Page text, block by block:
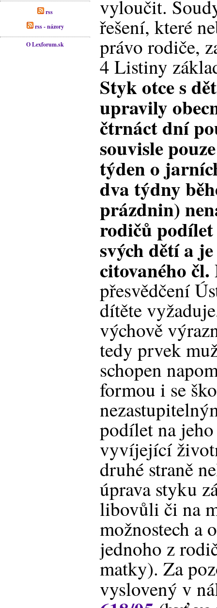
rss
rss - názory
O Lexforum.sk
vyloučit.
řešení, které
právo rodiče,
4 Listiny
Styk otce s
upravily
čtrnáct dní
souvisle
týden o
dva týdny
prázdnin)
rodičů podílet
svých dětí a
citovaného
přesvědčení
dítěte
výchově
tedy prvek
schopen
formou i se
podílet na
vyvíjející
druhé straně
úprava styku
libovůli či na
možnostech a
jednoho z
matky). Za
vyslovený v